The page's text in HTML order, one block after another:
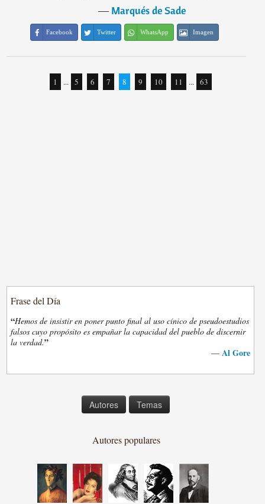
―Marqués de Sade
Facebook Twitter WhatsApp Imagen
1 ... 5 6 7 8 9 10 11 ... 63
Frase del Día
“Hemos de insistir en poner punto final al uso cínico de pseudoestudios
falsos cuyo propósito es empañar la capacidad del pueblo de discernir
la verdad.”
— Al Gore
Autores Temas
Autores populares